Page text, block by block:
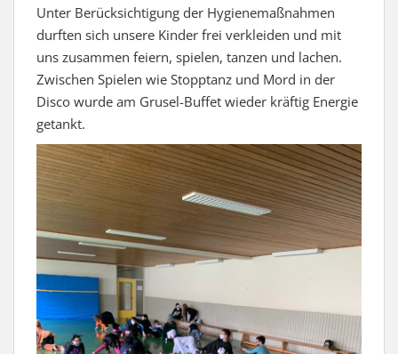
Unter Berücksichtigung der Hygienemaßnahmen
durften sich unsere Kinder frei verkleiden und mit
uns zusammen feiern, spielen, tanzen und lachen.
Zwischen Spielen wie Stopptanz und Mord in der
Disco wurde am Grusel-Buffet wieder kräftig Energie
getankt.